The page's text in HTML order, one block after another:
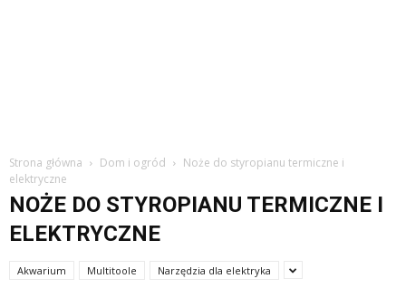
Strona główna Dom i ogród
Noże do styropianu termiczne i
elektryczne
NOŻE DO STYROPIANU TERMICZNE I
ELEKTRYCZNE
Akwarium Multitoole Narzędzia dla elektryka